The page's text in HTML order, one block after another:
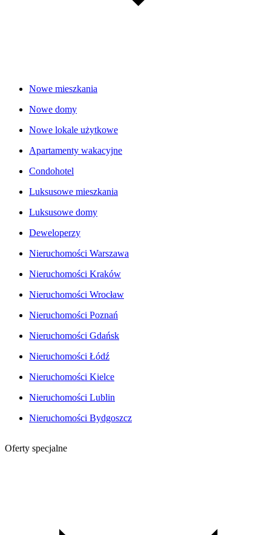
Nowe mieszkania
Nowe domy
Nowe lokale użytkowe
Apartamenty wakacyjne
Condohotel
Luksusowe mieszkania
Luksusowe domy
Deweloperzy
Nieruchomości Warszawa
Nieruchomości Kraków
Nieruchomości Wrocław
Nieruchomości Poznań
Nieruchomości Gdańsk
Nieruchomości Łódź
Nieruchomości Kielce
Nieruchomości Lublin
Nieruchomości Bydgoszcz
Oferty specjalne